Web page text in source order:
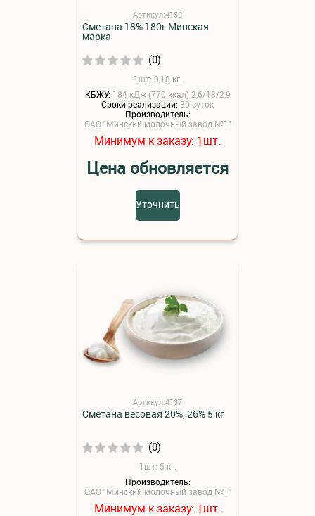
Артикул:4150
Сметана 18% 180г Минская
марка
(0)
1шт: 0,18 кг.
КБЖУ: 184 кДж (770 ккал) 2,6/18/2,9
Сроки реализации: 30 суток
Производитель:
ОАО "Минский молочный завод №1"
Минимум к заказу: 1шт.
Цена обновляется
Уточнить
Артикул:4137
Сметана весовая 20%, 26% 5 кг
(0)
1шт: 5 кг.
Производитель:
ОАО "Минский молочный завод №1"
Минимум к заказу: 1шт.